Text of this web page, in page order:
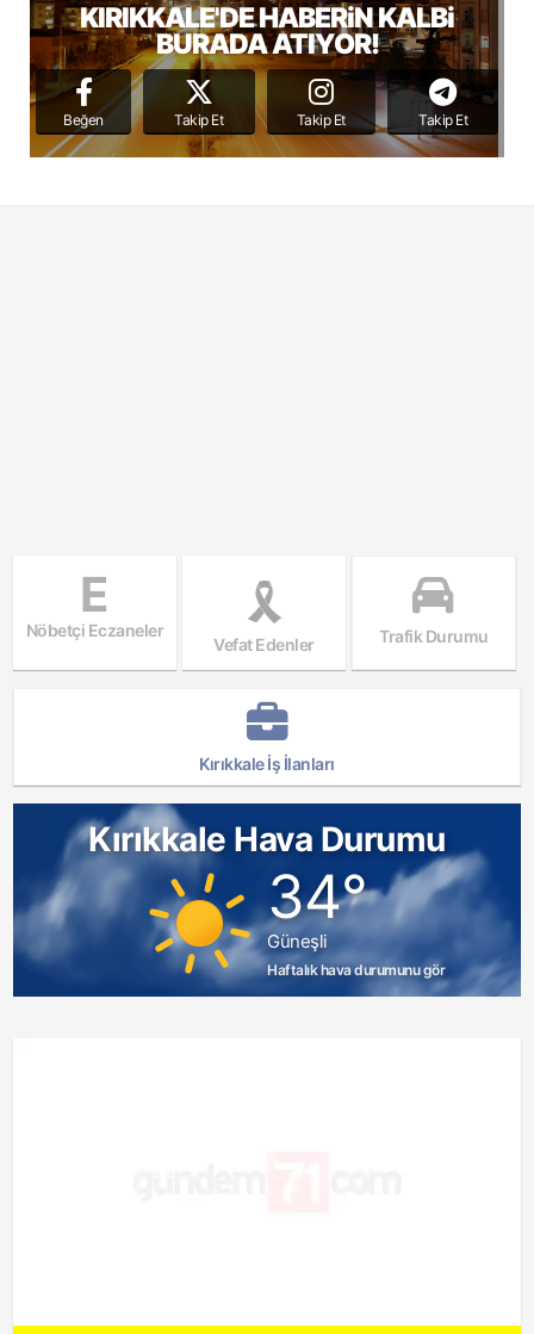
KIRIKKALE'DE HABERiN KALBi
BURADA ATIYOR!
Beğen Takip Et Takip Et Takip Et
E
Nöbetçi Eczaneler
Vefat Edenler Trafik Durumu
Kırıkkale İş İlanları
Kırıkkale Hava Durumu
34°
Güneşli
Haftalık hava durumunu gör